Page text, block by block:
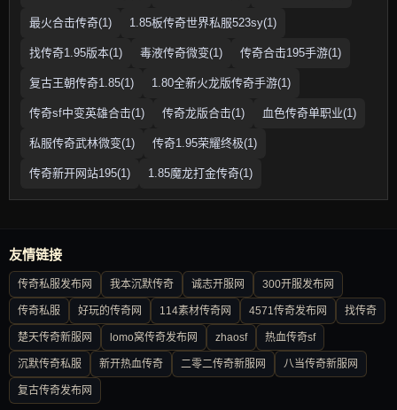
最火合击传奇(1) 1.85板传奇世界私服523sy(1)
找传奇1.95版本(1) 毒液传奇微变(1) 传奇合击195手游(1)
复古王朝传奇1.85(1) 1.80全新火龙版传奇手游(1)
传奇sf中变英雄合击(1) 传奇龙版合击(1) 血色传奇单职业(1)
私服传奇武林微变(1) 传奇1.95荣耀终极(1)
传奇新开网站195(1) 1.85魔龙打金传奇(1)
友情链接
传奇私服发布网 我本沉默传奇 诚志开服网 300开服发布网
传奇私服 好玩的传奇网 114素材传奇网 4571传奇发布网 找传奇
楚天传奇新服网 lomo窝传奇发布网 zhaosf 热血传奇sf
沉默传奇私服 新开热血传奇 二零二传奇新服网 八当传奇新服网
复古传奇发布网